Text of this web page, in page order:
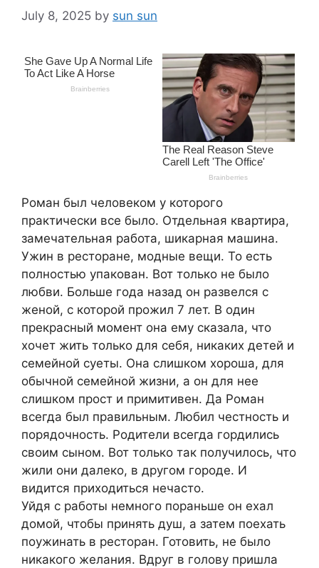
July 8, 2025 by sun sun
Роман был человеком у которого
практически все было. Отдельная квартира,
замечательная работа, шикарная машина.
Ужин в ресторане, модные вещи. То есть
полностью упакован. Вот только не было
любви. Больше года назад он развелся с
женой, с которой прожил 7 лет. В один
прекрасный момент она ему сказала, что
хочет жить только для себя, никаких детей и
семейной суеты. Она слишком хороша, для
обычной семейной жизни, а он для нее
слишком прост и примитивен. Да Роман
всегда был правильным. Любил честность и
порядочность. Родители всегда гордились
своим сыном. Вот только так получилось, что
жили они далеко, в другом городе. И
видится приходиться нечасто.
Уйдя с работы немного пораньше он ехал
домой, чтобы принять душ, а затем поехать
поужинать в ресторан. Готовить, не было
никакого желания. Вдруг в голову пришла